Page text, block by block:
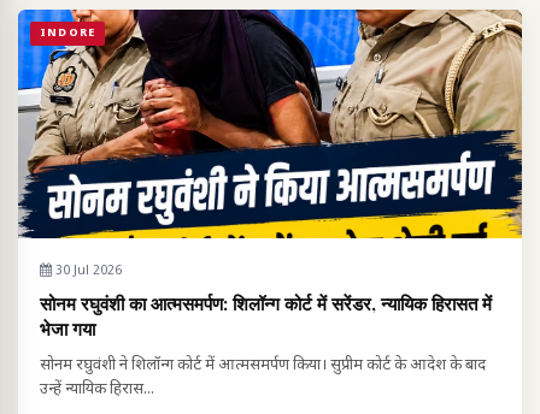
INDORE
30 Jul 2026
सोनम रघुवंशी का आत्मसमर्पण: शिलॉन्ग कोर्ट में सरेंडर, न्यायिक हिरासत में
भेजा गया
सोनम रघुवंशी ने शिलॉन्ग कोर्ट में आत्मसमर्पण किया। सुप्रीम कोर्ट के आदेश के बाद
उन्हें न्यायिक हिरास...